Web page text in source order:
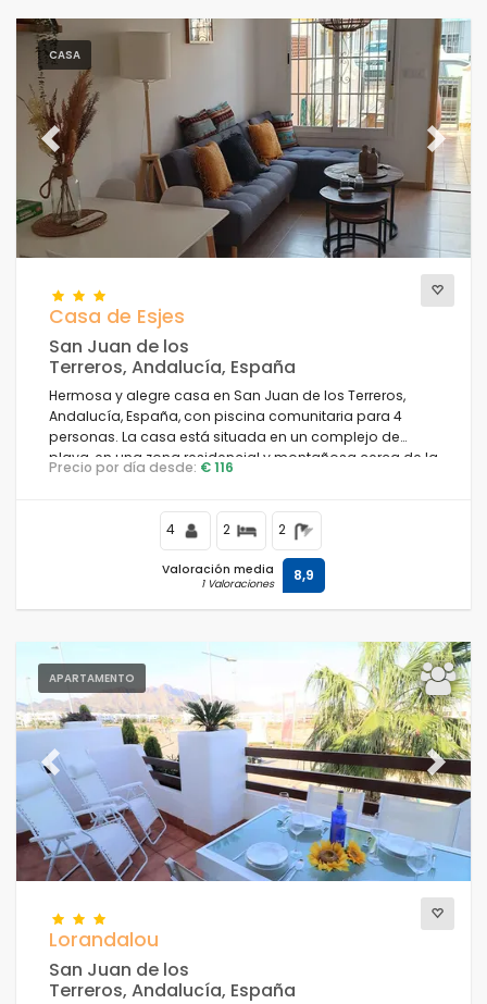
CASA
Previous Next
Casa de Esjes
San Juan de los
Terreros, Andalucía, España
Hermosa y alegre casa en San Juan de los Terreros,
Andalucía, España, con piscina comunitaria para 4
personas. La casa está situada en un complejo de
playa, en una zona residencial y montañosa cerca de la
playa, a poca distancia de tiendas y supermercados y
Precio por día desde: € 116
4 2 2
Valoración media
1 Valoraciones 8,9
APARTAMENTO
Previous Next
Lorandalou
San Juan de los
Terreros, Andalucía, España